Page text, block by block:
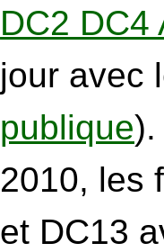
DC2 DC4
jour avec
publique).
2010, les
et DC13